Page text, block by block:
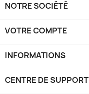
NOTRE SOCIÉTÉ
VOTRE COMPTE
INFORMATIONS
CENTRE DE SUPPORT